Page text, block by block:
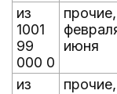
из
1001
99
000 0
июня
из